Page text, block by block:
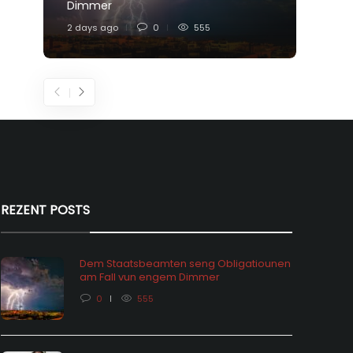
Dimmer
2 days ago 0 555
REZENT POSTS
Dem Staatsbeamten seng Obligatiounen
am Fall vun engem Dimmer
0 555